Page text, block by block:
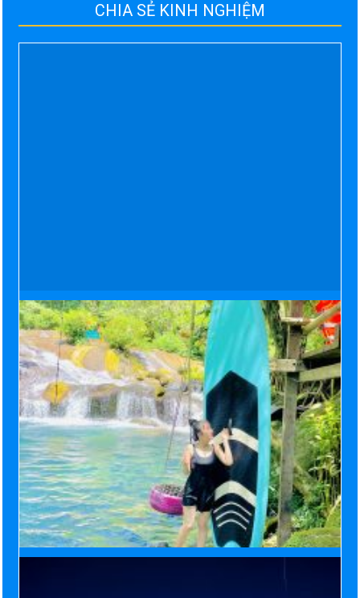
CHIA SẺ KINH NGHIỆM